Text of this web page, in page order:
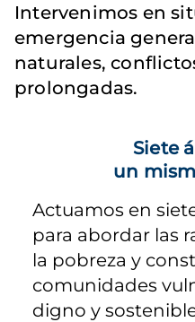
Intervenimos en
emergencia
naturales,
prolongadas.
Siete
un
Actuamos en
para abordar las
la pobreza y
comunidades
digno y